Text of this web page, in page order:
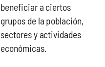
beneficiar a ciertos
grupos de la población,
sectores y actividades
económicas.